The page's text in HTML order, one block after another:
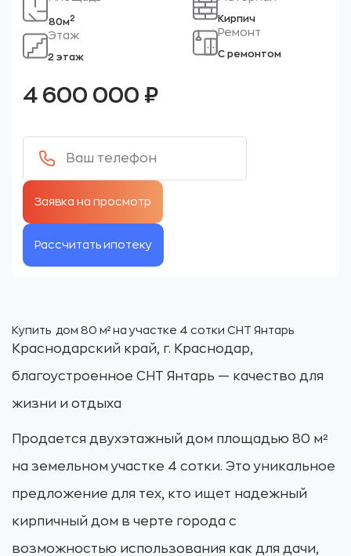
80м2
Этаж
2 этаж
Кирпич
Ремонт
С ремонтом
4 600 000 ₽
Рассчитать ипотеку
Купить дом 80 м² на участке 4 сотки СНТ Янтарь
Краснодарский край, г. Краснодар,
благоустроенное СНТ Янтарь — качество для
жизни и отдыха
Продается двухэтажный дом площадью 80 м²
на земельном участке 4 сотки. Это уникальное
предложение для тех, кто ищет надежный
кирпичный дом в черте города с
возможностью использования как для дачи,